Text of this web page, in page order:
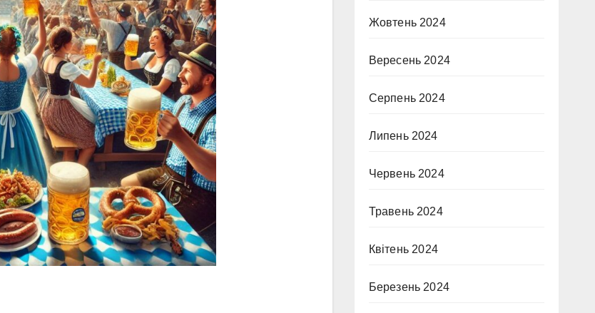
Жовтень 2024
Вересень 2024
Серпень 2024
Липень 2024
Червень 2024
Травень 2024
Квітень 2024
Березень 2024